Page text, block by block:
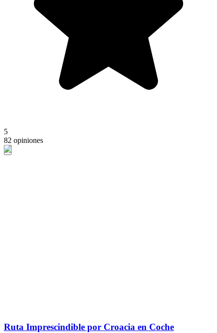
5
82 opiniones
Ruta Imprescindible por Croacia en Coche